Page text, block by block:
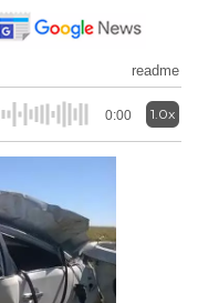
readme
0:00 1.0x